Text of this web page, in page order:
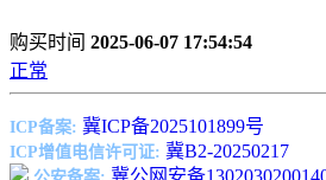
购买时间 2025-06-07 17:54:54
正常
ICP备案: 冀ICP备2025101899号
ICP增值电信许可证: 冀B2-20250217
冀公网安备